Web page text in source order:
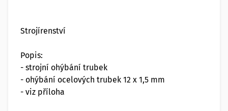
Strojírenství
Popis:
- strojní ohýbání trubek
- ohýbání ocelových trubek 12 x 1,5 mm
- viz příloha